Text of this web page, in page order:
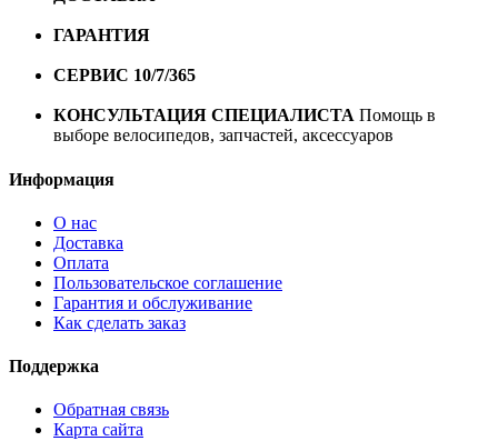
ГАРАНТИЯ
СЕРВИС 10/7/365
КОНСУЛЬТАЦИЯ СПЕЦИАЛИСТА Помощь в
выборе велосипедов, запчастей, аксессуаров
Информация
О нас
Доставка
Оплата
Пользовательское соглашение
Гарантия и обслуживание
Как сделать заказ
Поддержка
Обратная связь
Карта сайта